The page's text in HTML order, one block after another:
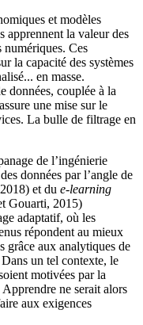
et modèles
apprennent la valeur des
numériques. Ces
la capacité des systèmes
en masse.
données, couplée à la
une mise sur le
La bulle de filtrage en
de l’ingénierie
données par l’angle de
et du e-learning
Gouarti, 2015)
adaptatif, où les
répondent au mieux
grâce aux analytiques de
un tel contexte, le
motivées par la
ne serait alors
aux exigences